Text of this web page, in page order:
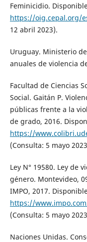
Feminicidio.
https://oig.cepal.org/
12 abril 2023).
Uruguay. Ministerio
anuales de violencia
Facultad de Ciencias
Social. Gaitán P.
públicas frente a la
de grado, 2016.
https://
(Consulta: 5 mayo
Ley N° 19580. Ley de
género. Montevideo,
IMPO, 2017.
https://
(Consulta: 5 mayo
Naciones Unidas.